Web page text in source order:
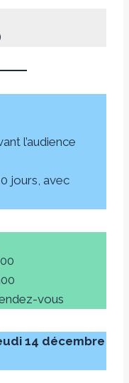
l’audience
jours, avec
vous
14 décembre